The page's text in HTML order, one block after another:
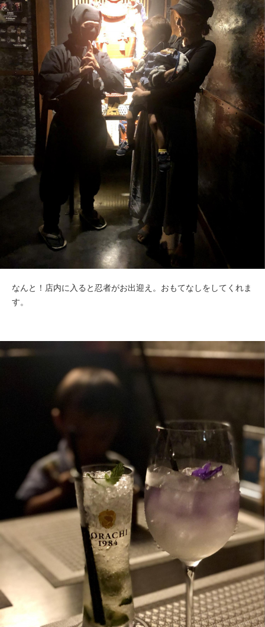
なんと！店内に入ると忍者がお出迎え。おもてなしをしてくれま
す。